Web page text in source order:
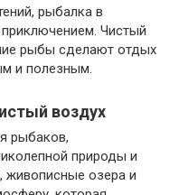
рыбалка в
Чистый
рыбы сделают отдых
и полезным.
воздух
рыбаков,
природы и
живописные озера и